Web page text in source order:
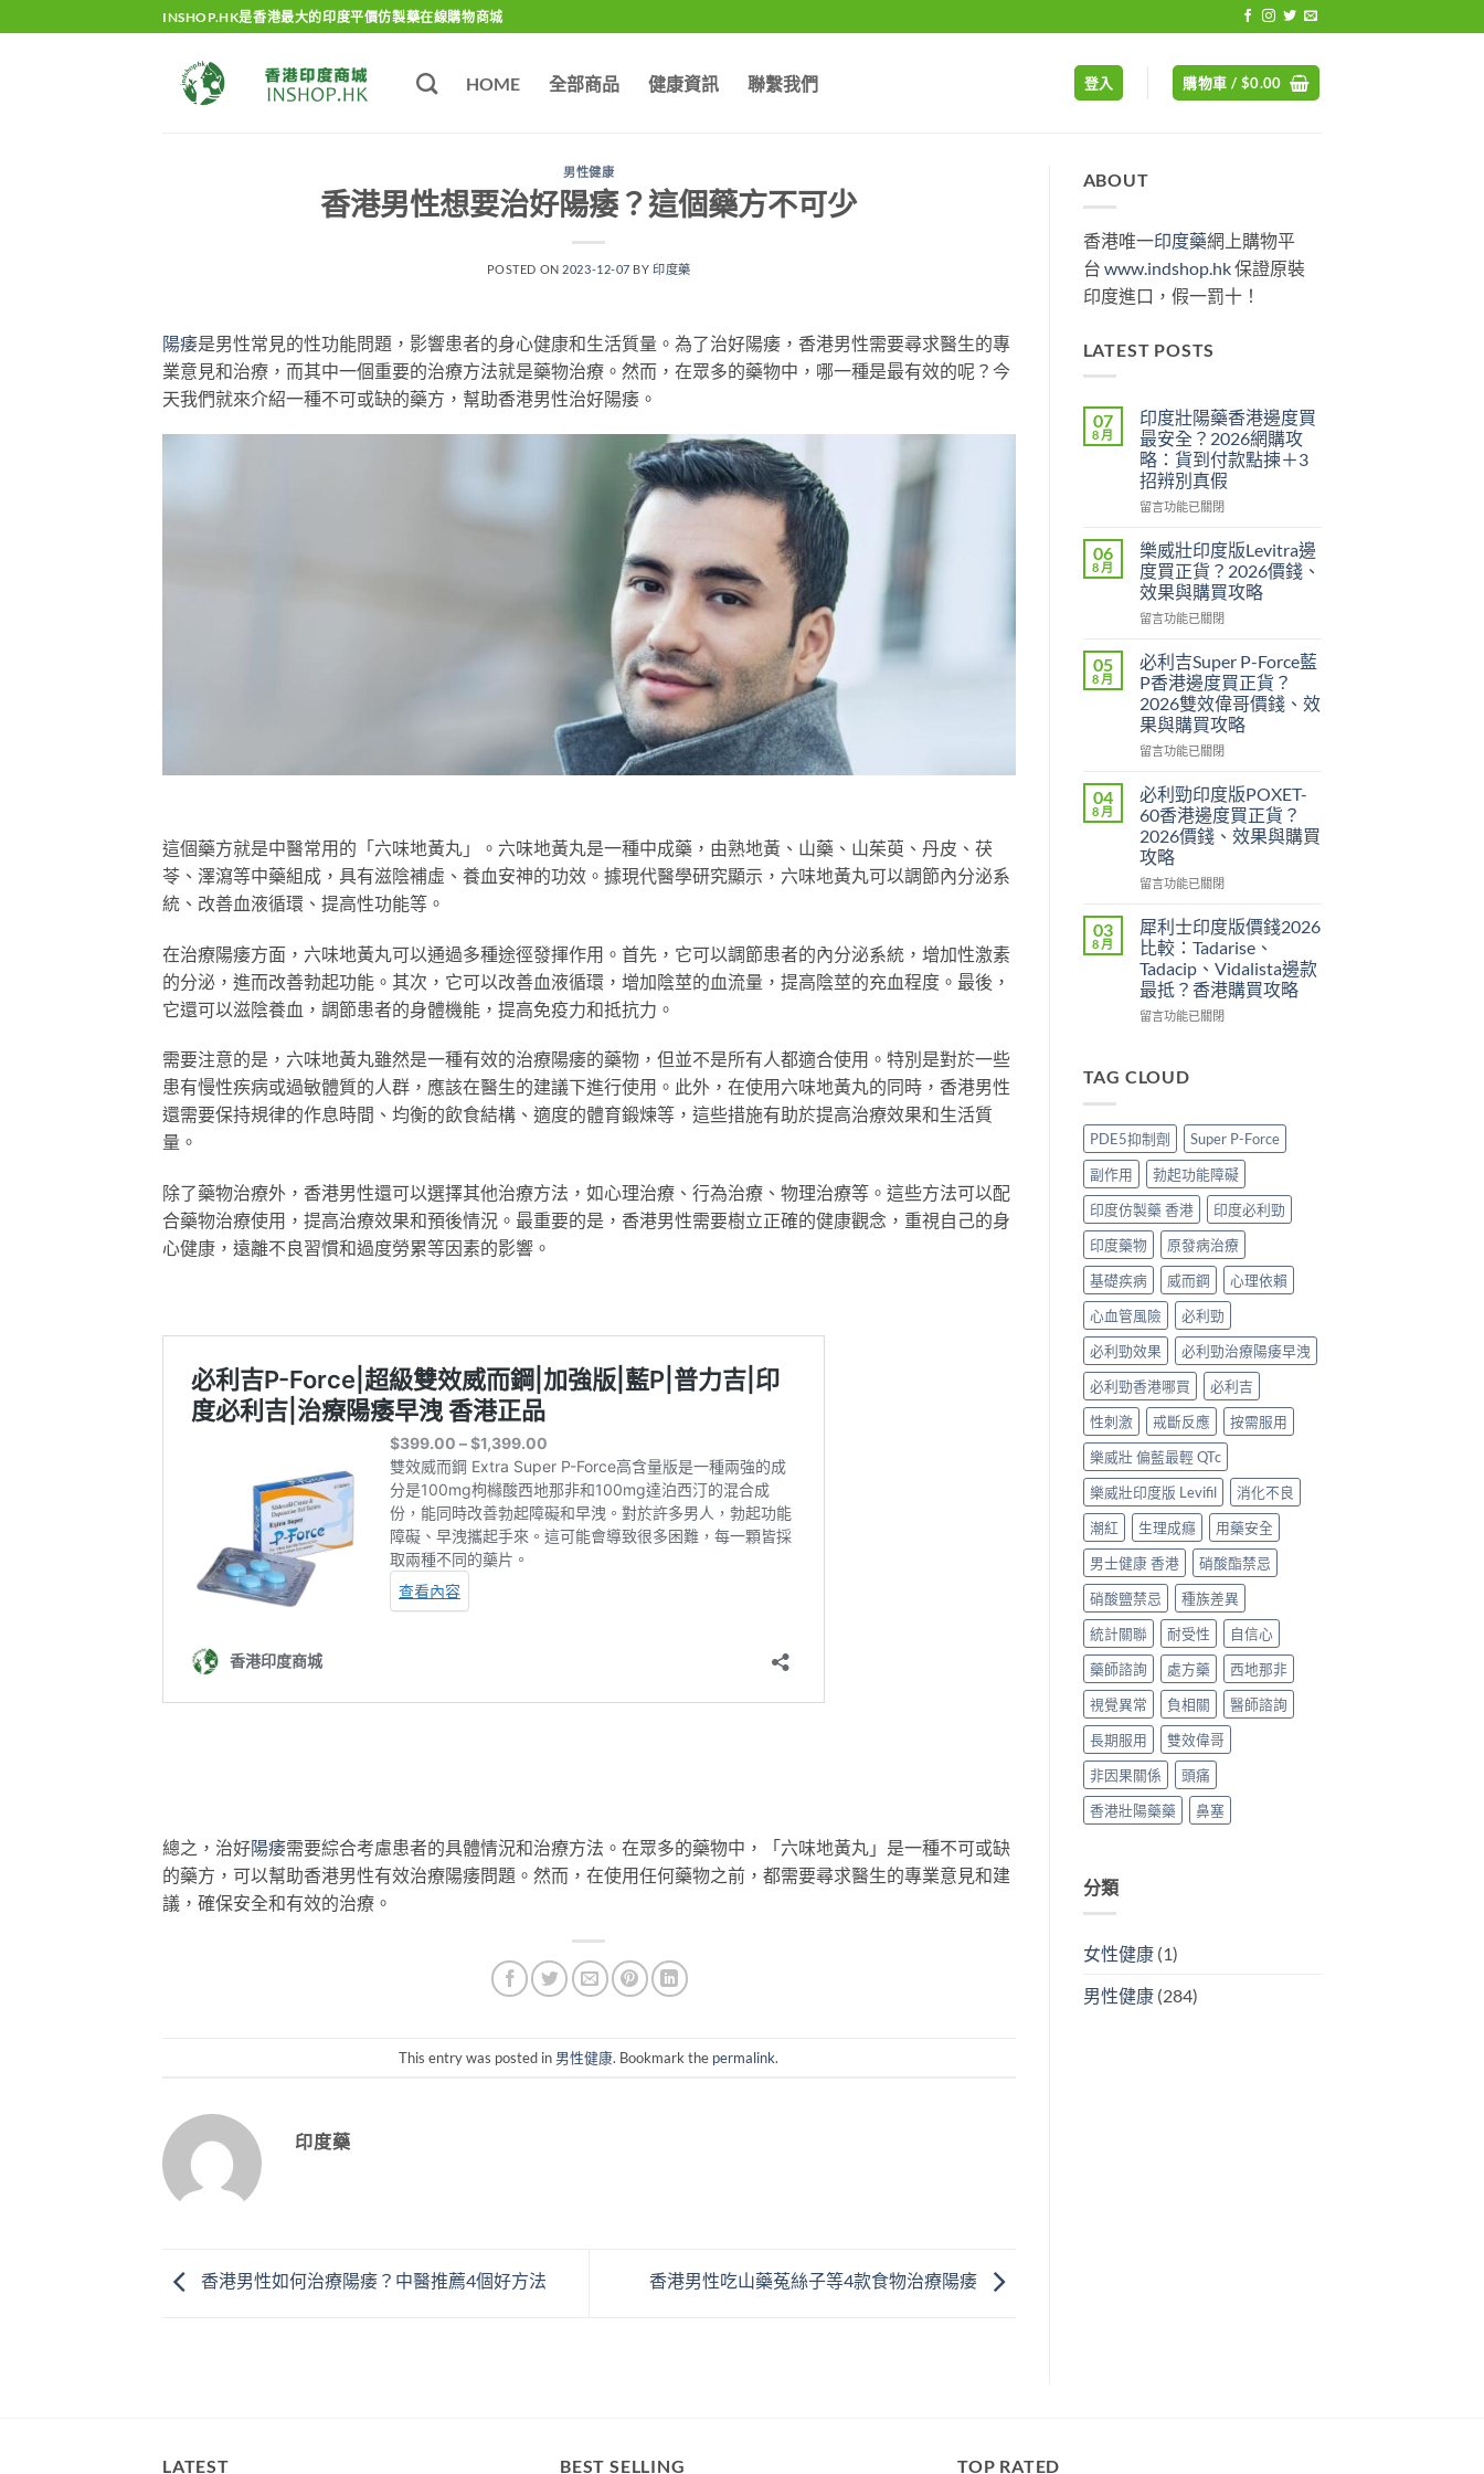
to
INSHOP.HK是香港最大的印度平價仿製藥在線購物商城
HOME 全部商品 健康資訊 聯繫我們 登入 購物車 / $0.00
男性健康
香港男性想要治好陽痿？這個藥方不可少
POSTED ON 2023-12-07 BY 印度藥
陽痿是男性常見的性功能問題，影響患者的身心健康和生活質量。為了治好陽痿，香港男性需要尋求醫生的專
業意見和治療，而其中一個重要的治療方法就是藥物治療。然而，在眾多的藥物中，哪一種是最有效的呢？今
天我們就來介紹一種不可或缺的藥方，幫助香港男性治好陽痿。
這個藥方就是中醫常用的「六味地黃丸」。六味地黃丸是一種中成藥，由熟地黃、山藥、山茱萸、丹皮、茯
苓、澤瀉等中藥組成，具有滋陰補虛、養血安神的功效。據現代醫學研究顯示，六味地黃丸可以調節內分泌系
統、改善血液循環、提高性功能等。
在治療陽痿方面，六味地黃丸可以通過多種途徑發揮作用。首先，它可以調節患者的內分泌系統，增加性激素
的分泌，進而改善勃起功能。其次，它可以改善血液循環，增加陰莖的血流量，提高陰莖的充血程度。最後，
它還可以滋陰養血，調節患者的身體機能，提高免疫力和抵抗力。
需要注意的是，六味地黃丸雖然是一種有效的治療陽痿的藥物，但並不是所有人都適合使用。特別是對於一些
患有慢性疾病或過敏體質的人群，應該在醫生的建議下進行使用。此外，在使用六味地黃丸的同時，香港男性
還需要保持規律的作息時間、均衡的飲食結構、適度的體育鍛煉等，這些措施有助於提高治療效果和生活質
量。
除了藥物治療外，香港男性還可以選擇其他治療方法，如心理治療、行為治療、物理治療等。這些方法可以配
合藥物治療使用，提高治療效果和預後情況。最重要的是，香港男性需要樹立正確的健康觀念，重視自己的身
心健康，遠離不良習慣和過度勞累等因素的影響。
總之，治好陽痿需要綜合考慮患者的具體情況和治療方法。在眾多的藥物中，「六味地黃丸」是一種不可或缺
的藥方，可以幫助香港男性有效治療陽痿問題。然而，在使用任何藥物之前，都需要尋求醫生的專業意見和建
議，確保安全和有效的治療。
This entry was posted in 男性健康. Bookmark the permalink.
印度藥
香港男性如何治療陽痿？中醫推薦4個好方法 香港男性吃山藥菟絲子等4款食物治療陽痿
ABOUT
香港唯一印度藥網上購物平
台 www.indshop.hk保證原裝
印度進口，假一罰十！
LATEST POSTS
07
8 月
印度壯陽藥香港邊度買
最安全？2026網購攻
略：貨到付款點揀＋3
招辨別真假
在
度
壯
陽
藥
香
邊
度
買
最
安
全？
網
購
攻
略：
貨
到
款
點
揀
＋
3
招
真
假〉
留言功能已關閉
06
8 月
樂威壯印度版Levitra邊
度買正貨？2026價錢、
效果與購買攻略
在
威
壯
印
度
版
Levitra
度
買
正
貨？
2026
價
效
果
與
購
買
攻
留言功能已關閉
05
8 月
必利吉Super P-Force藍
P香港邊度買正貨？
2026雙效偉哥價錢、效
果與購買攻略
在
利
吉
Super
P-
Force
藍
香
港
邊
度
買
正
雙
效
哥
價
錢、
果
與
購
買
攻
略〉
中
留言功能已關閉
04
8 月
必利勁印度版POXET-
60香港邊度買正貨？
2026價錢、效果與購買
攻略
在
利
勁
印
度
版
POXET-
港
買
正
貨？
2026
價
錢、
效
果
與
購
買
攻
略〉
中
留言功能已關閉
03
8 月
犀利士印度版價錢2026
比較：Tadarise、
Tadacip、Vidalista邊款
最抵？香港購買攻略
在
士
版
價
錢
2026
比
較：
Tadarise、
Tadacip、
Vidalista
邊
款
最
抵？
香
港
購
攻
略〉
中
留言功能已關閉
TAG CLOUD
PDE5抑制劑
Super P-Force
副作用
勃起功能障礙
印度仿製藥 香港
印度必利勁
印度藥物
原發病治療
基礎疾病
威而鋼
心理依賴
心血管風險
必利勁
必利勁效果
必利勁治療陽痿早洩
必利勁香港哪買
必利吉
性刺激
戒斷反應
按需服用
樂威壯 偏藍最輕 QTc
樂威壯印度版 Levifil
消化不良
潮紅
生理成癮
用藥安全
男士健康 香港
硝酸酯禁忌
硝酸鹽禁忌
種族差異
統計關聯
耐受性
自信心
藥師諮詢
處方藥
西地那非
視覺異常
負相關
醫師諮詢
長期服用
雙效偉哥
非因果關係
頭痛
香港壯陽藥藥
鼻塞
分類
女性健康(1)
男性健康(284)
LATEST BEST SELLING TOP RATED